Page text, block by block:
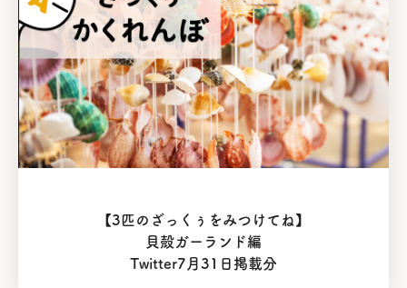
【3匹のざっくぅをみつけてね】
貝殻ガーランド編
Twitter7月31日掲載分